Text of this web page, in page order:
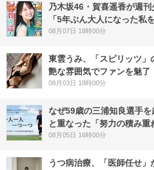
乃木坂46・賀喜遥香が週
「5年ぶん大人になった私
08月07日 18時00分
東雲うみ、「スピリッツ
艶な雰囲気でファンを魅了
08月03日 18時00分
なぜ59歳の三浦知良選手
と重なった「努力の積み重
08月05日 16時00分
うつ病治療、「医師任せ